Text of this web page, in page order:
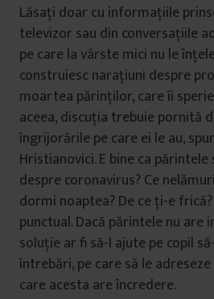
Lăsați doar cu informațiile
televizor sau din conversațiile
pe care la vârste mici nu le
construiesc narațiuni despre
moartea părinților, care îi
aceea, discuția trebuie pornită
îngrijorările pe care ei le au,
Hristianovici. E bine ca
despre coronavirus? Ce
dormi noaptea? De ce ți-e
punctual. Dacă părintele nu
soluție ar fi să-l ajute pe copil
întrebări, pe care să le
care acesta are încredere.